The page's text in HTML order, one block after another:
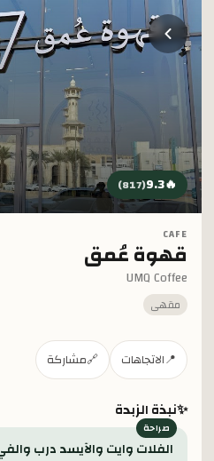
تخطي إلى المحتوى الرئيسي
🔥
9.3
(
817
)
CAFE
قهوة عُمق
UMQ Coffee
مقهى
📍الاتجاهات 🔗مشاركة
✨نبذة الزبدة
الفلات وايت والآيسد درب